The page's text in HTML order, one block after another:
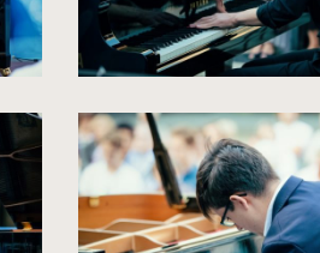
spowoduje
powiększenie
zdjęcia
do
rozmiarów
oryginalnych